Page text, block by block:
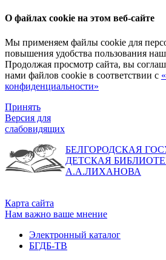
О файлах cookie на этом веб-сайте
Мы применяем файлы cookie для
повышения удобства пользования
Продолжая просмотр сайта, вы
нами файлов cookie в соответствии с
конфиденциальности»
Принять
Версия для
слабовидящих
БЕЛГОРОДСКАЯ
ДЕТСКАЯ
А.А.ЛИХАНОВА
Карта сайта
Нам важно ваше мнение
Электронный каталог
БГДБ-ТВ